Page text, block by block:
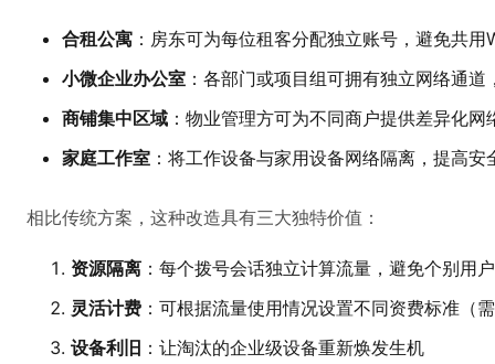
合租公寓 ：房东可为每位租客分配独立账号，避免共
小微企业办公室 ：各部门或项目组可拥有独立网络通
商铺集中区域 ：物业管理方可为不同商户提供差异化网
家庭工作室 ：将工作设备与家用设备网络隔离，提高安
相比传统方案，这种改造具有三大独特价值：
资源隔离 ：每个拨号会话独立计算流量，避免个别用
灵活计费 ：可根据流量使用情况设置不同资费标准（
设备利旧 ：让淘汰的企业级设备重新焕发生机